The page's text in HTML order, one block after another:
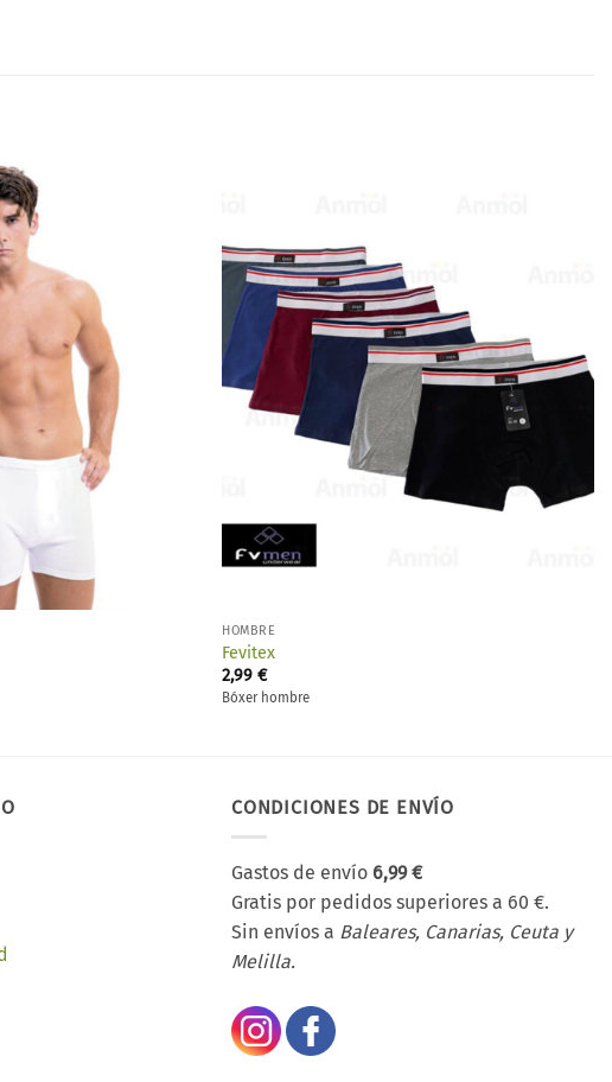
HOMBRE
Fevitex
2,99€
Bóxer hombre
CONDICIONES DE ENVÍO
Gastos de envío 6,99 €
Gratis por pedidos superiores a 60 €.
Sin envíos a Baleares, Canarias, Ceuta y
Melilla.